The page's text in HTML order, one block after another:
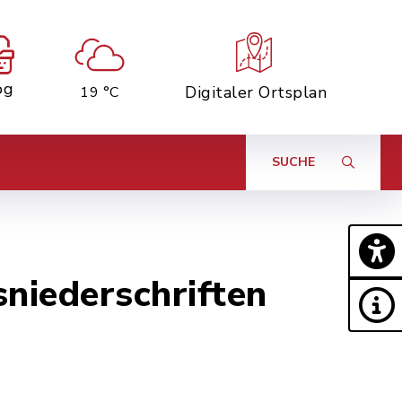
19 °C Digitaler Ortsplan
SUCHE